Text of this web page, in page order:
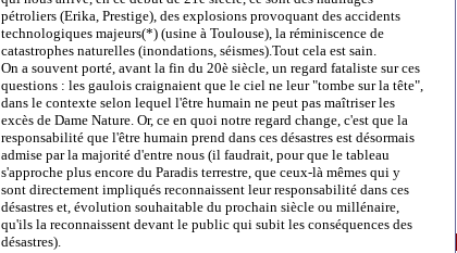
pétroliers (Erika, Prestige), des explosions provoquant des accidents
technologiques majeurs(*) (usine à Toulouse), la réminiscence de
catastrophes naturelles (inondations, séismes).Tout cela est sain.
On a souvent porté, avant la fin du 20è siècle, un regard fataliste sur ces
questions : les gaulois craignaient que le ciel ne leur "tombe sur la tête",
dans le contexte selon lequel l'être humain ne peut pas maîtriser les
excès de Dame Nature. Or, ce en quoi notre regard change, c'est que la
responsabilité que l'être humain prend dans ces désastres est désormais
admise par la majorité d'entre nous (il faudrait, pour que le tableau
s'approche plus encore du Paradis terrestre, que ceux-là mêmes qui y
sont directement impliqués reconnaissent leur responsabilité dans ces
désastres et, évolution souhaitable du prochain siècle ou millénaire,
qu'ils la reconnaissent devant le public qui subit les conséquences des
désastres).